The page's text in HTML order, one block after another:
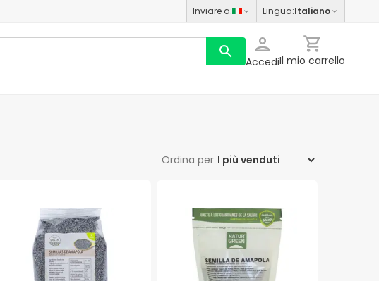
Inviare a: Lingua:Italiano
AccediIl mio carrello
Ordina per